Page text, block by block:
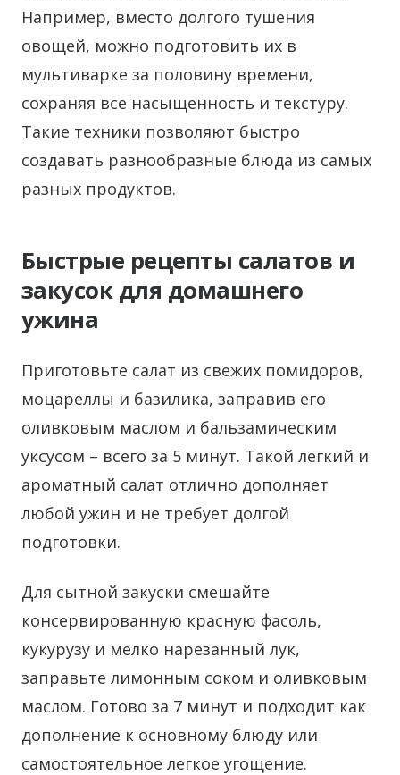
Например, вместо долгого тушения
овощей, можно подготовить их в
мультиварке за половину времени,
сохраняя все насыщенность и текстуру.
Такие техники позволяют быстро
создавать разнообразные блюда из самых
разных продуктов.
Быстрые рецепты салатов и
закусок для домашнего
ужина
Приготовьте салат из свежих помидоров,
моцареллы и базилика, заправив его
оливковым маслом и бальзамическим
уксусом – всего за 5 минут. Такой легкий и
ароматный салат отлично дополняет
любой ужин и не требует долгой
подготовки.
Для сытной закуски смешайте
консервированную красную фасоль,
кукурузу и мелко нарезанный лук,
заправьте лимонным соком и оливковым
маслом. Готово за 7 минут и подходит как
дополнение к основному блюду или
самостоятельное легкое угощение.